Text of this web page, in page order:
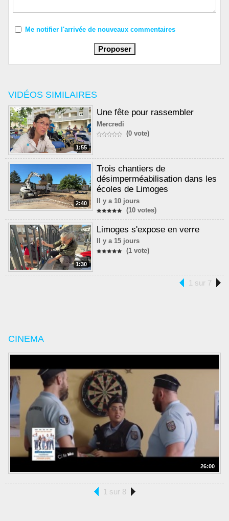
VIDÉOS SIMILAIRES
1:55
Une fête pour rassembler
Mercredi
(0 vote)
2:40
Trois chantiers de
désimperméabilisation dans les
écoles de Limoges
Il y a 10 jours
(10 votes)
1:30
Limoges s'expose en verre
Il y a 15 jours
(1 vote)
1 sur 7
CINEMA
26:00
1 sur 8
Me notifier l'arrivée de nouveaux commentaires